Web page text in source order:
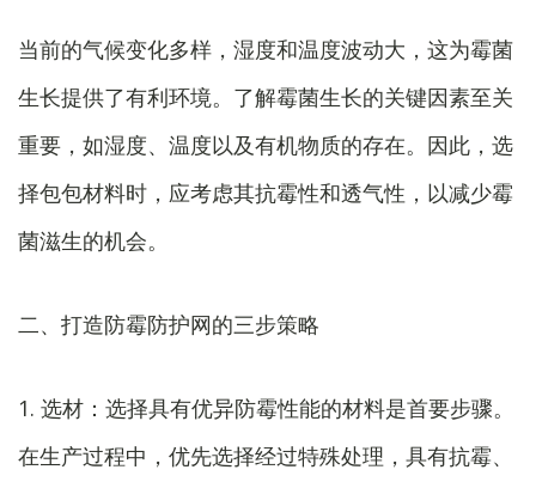
当前的气候变化多样，湿度和温度波动大，这为霉菌
生长提供了有利环境。了解霉菌生长的关键因素至关
重要，如湿度、温度以及有机物质的存在。因此，选
择包包材料时，应考虑其抗霉性和透气性，以减少霉
菌滋生的机会。
二、打造防霉防护网的三步策略
1. 选材：选择具有优异防霉性能的材料是首要步骤。
在生产过程中，优先选择经过特殊处理，具有抗霉、